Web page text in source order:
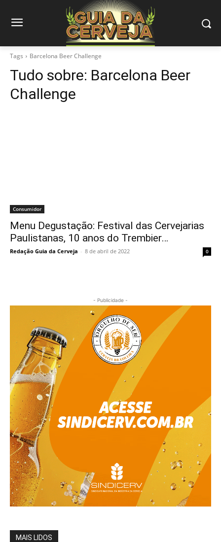
Tags Barcelona Beer Challenge
Tudo sobre: Barcelona Beer
Challenge
Consumidor
Menu Degustação: Festival das Cervejarias
Paulistanas, 10 anos do Trembier…
Redação Guia da Cerveja - 8 de abril de 2022 0
- Publicidade -
MAIS LIDOS